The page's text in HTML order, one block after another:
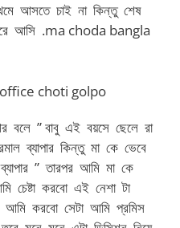
আসতে চাই না কিন্তু শেষ
আসি .ma choda bangla
office choti golpo
বলে ” বাবু এই বয়সে ছেলে রা
ব্যাপার কিন্তু মা কে ভেবে
” তারপর আমি মা কে
চেষ্টা করবো এই নেশা টা
করবো সেটা আমি প্রমিস